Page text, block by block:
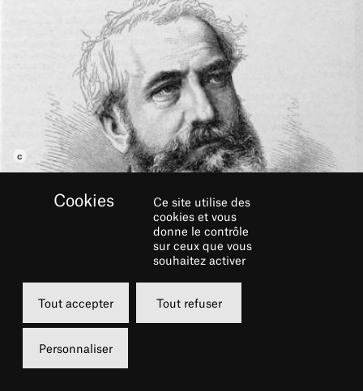
ARCHITECTE DU MOBILIER
URBAIN DE PARIS SOUS LE
SECOND EMPIRE
Ce site utilise des
cookies et vous
donne le contrôle
sur ceux que vous
souhaitez activer
Tout accepter Tout refuser
Personnaliser